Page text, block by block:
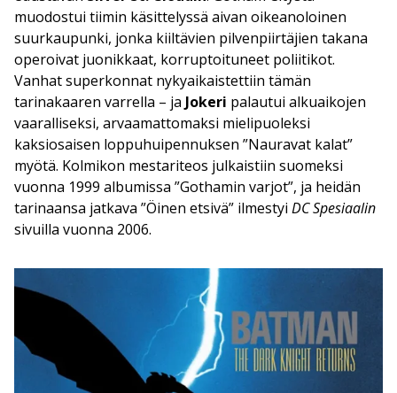
muodostui tiimin käsittelyssä aivan oikeanoloinen
suurkaupunki, jonka kiiltävien pilvenpiirtäjien takana
operoivat juonikkaat, korruptoituneet poliitikot.
Vanhat superkonnat nykyaikaistettiin tämän
tarinakaaren varrella – ja Jokeri palautui alkuaikojen
vaaralliseksi, arvaamattomaksi mielipuoleksi
kaksiosaisen loppuhuipennuksen ”Nauravat kalat”
myötä. Kolmikon mestariteos julkaistiin suomeksi
vuonna 1999 albumissa ”Gothamin varjot”, ja heidän
tarinaansa jatkava ”Öinen etsivä” ilmestyi DC Spesiaalin
sivuilla vuonna 2006.